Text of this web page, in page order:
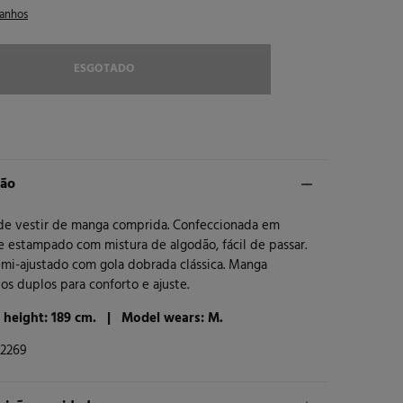
ESGOTADO
vestir de manga comprida. Confeccionada em
estampado com mistura de algodão, fácil de passar.
ajustado com gola dobrada clássica. Manga
duplos para conforto e ajuste.
height: 189 cm. | Model wears: M.